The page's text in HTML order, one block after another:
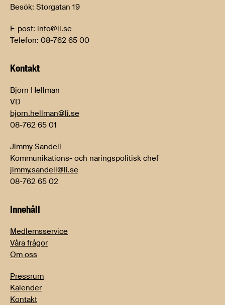
Besök: Storgatan 19
E-post: info@li.se
Telefon: 08-762 65 00
Kontakt
Björn Hellman
VD
bjorn.hellman@li.se
08-762 65 01
Jimmy Sandell
Kommunikations- och näringspolitisk chef
jimmy.sandell@li.se
08-762 65 02
Innehåll
Medlemsservice
Våra frågor
Om oss
Pressrum
Kalender
Kontakt